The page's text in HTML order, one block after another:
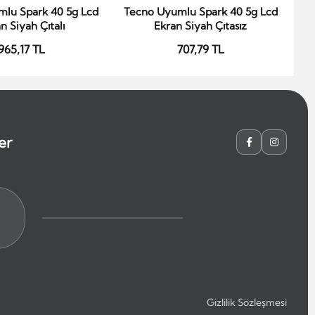
Ekle
Spark 40 5g Lcd
Siyah Çıtalı
TL
Sepete Ekle
Tecno Uyumlu Spark 40 5g Lcd
Ekran Siyah Çıtasız
707,79 TL
Gizlilik Sözleşmesi